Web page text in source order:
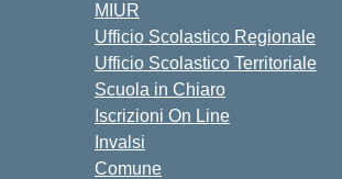
MIUR
Ufficio Scolastico Regionale
Ufficio Scolastico Territoriale
Scuola in Chiaro
Iscrizioni On Line
Invalsi
Comune